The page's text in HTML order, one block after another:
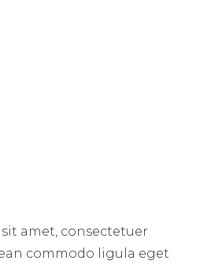
amet, consectetuer
commodo ligula eget